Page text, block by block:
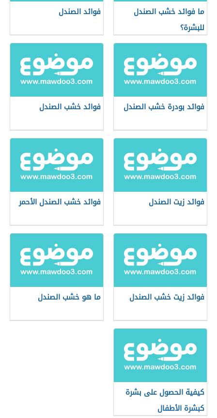
ما فوائد خشب الصندل
للبشرة؟
فوائد الصندل
فوائد بودرة خشب الصندل فوائد خشب الصندل
فوائد زيت الصندل فوائد خشب الصندل الأحمر
فوائد زيت خشب الصندل ما هو خشب الصندل
كيفية الحصول على بشرة
كبشرة الأطفال